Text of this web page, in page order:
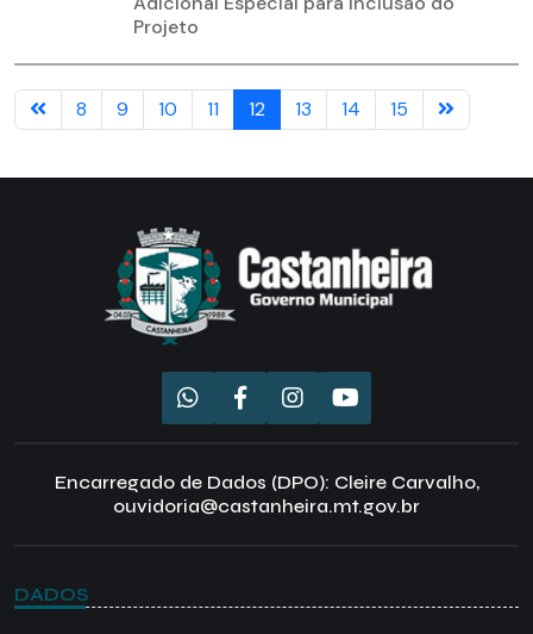
Projeto
8 9 10 11 12 13 14 15
Encarregado de Dados (DPO): Cleire Carvalho,
ouvidoria@castanheira.mt.gov.br
DADOS